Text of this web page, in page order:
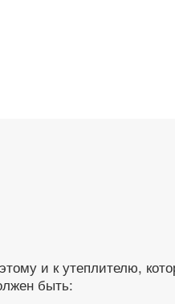
и к утеплителю,
быть: